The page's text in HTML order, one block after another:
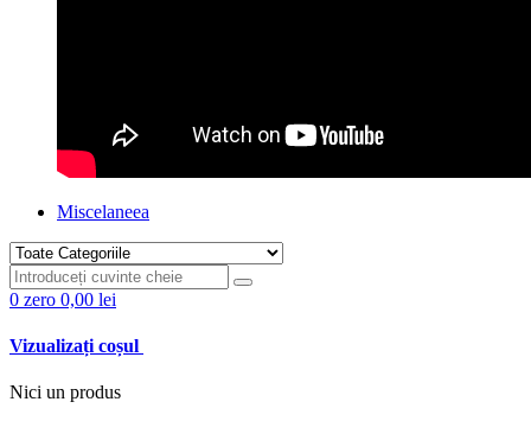
Miscelaneea
0 zero 0,00 lei
Vizualizați coșul
Nici un produs